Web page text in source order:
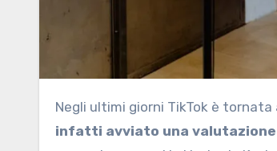
Negli ultimi giorni TikTok è
infatti avviato una valutazione